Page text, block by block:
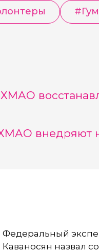
#
внедряют
Федеральный
Каваносян назвал